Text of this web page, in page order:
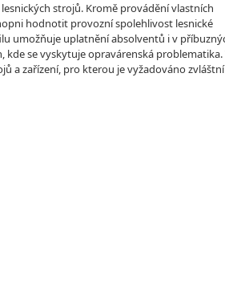
strojů. Kromě provádění vlastních
hodnotit provozní spolehlivost lesnické
umožňuje uplatnění absolventů i v
se vyskytuje opravárenská problematika.
a zařízení, pro kterou je vyžadováno zvláštní